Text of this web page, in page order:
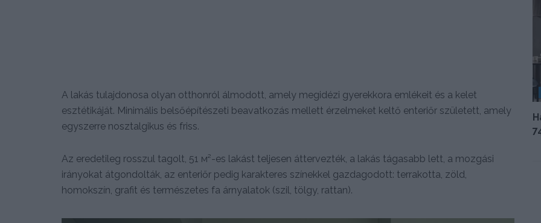
A lakás tulajdonosa olyan otthonról álmodott, amely megidézi gyerekkora emlékeit és a kelet
esztétikáját. Minimális belsőépítészeti beavatkozás mellett érzelmeket keltő enteriőr született, amely
egyszerre nosztalgikus és friss.
Az eredetileg rosszul tagolt, 51 м²-es lakást teljesen áttervezték, a lakás tágasabb lett, a mozgási
irányokat átgondolták, az enteriőr pedig karakteres színekkel gazdagodott: terrakotta, zöld,
homokszín, grafit és természetes fa árnyalatok (szil, tölgy, rattan).